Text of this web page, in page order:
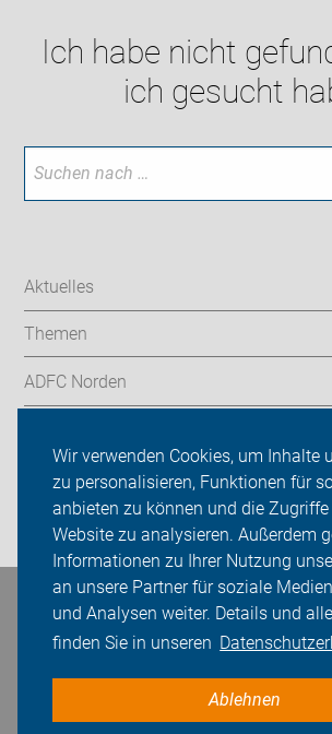
Wir verwenden Cookies, um Inhalte
zu personalisieren, Funktionen für
anbieten zu können und die
Website zu analysieren. Außerdem
Informationen zu Ihrer Nutzung
an unsere Partner für soziale
und Analysen weiter. Details und
finden Sie in unseren
Ablehnen
Ich habe nicht
ich gesucht
Aktuelles
Themen
ADFC Norden
Presse
Login
Bleiben Sie in Kontakt